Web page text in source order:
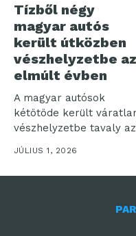
Tízből négy
magyar autós
került útközben
vészhelyzetbe az
elmúlt évben
A magyar autósok
kétötöde került
vészhelyzetbe tavaly az
JÚLIUS 1, 2026